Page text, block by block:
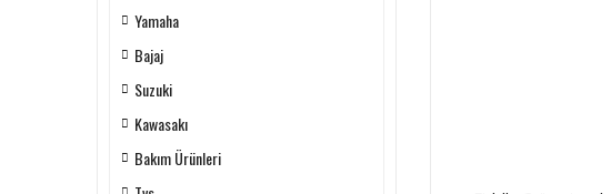
Yamaha
Bajaj
Suzuki
Kawasakı
Bakım Ürünleri